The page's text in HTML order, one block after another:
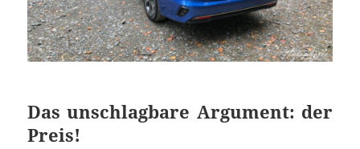
Das unschlagbare Argument: der
Preis!